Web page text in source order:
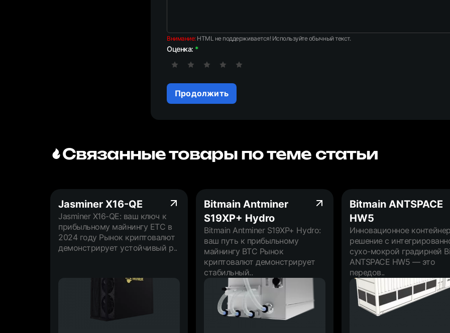
Внимание:HTML не поддерживается! Используйте обычный текст.
Оценка:
Продолжить
Связанные товары по теме статьи
Jasminer X16-QE
Jasminer X16-QE: ваш ключ к
прибыльному майнингу ETC в
2024 году Рынок криптовалют
демонстрирует устойчивый р..
Bitmain Antminer
S19XP+ Hydro
Bitmain Antminer S19XP+ Hydro:
ваш путь к прибыльному
майнингу BTC Рынок
криптовалют демонстрирует
стабильный..
Bitmain ANTSPACE
HW5
Инновационное
решение с
сухо-мокрой градирней
ANTSPACE HW5 — это
передов..